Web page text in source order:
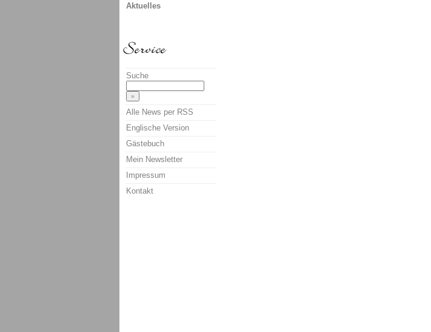
Aktuelles
Suche
Alle News per RSS
Englische Version
Gästebuch
Mein Newsletter
Impressum
Kontakt